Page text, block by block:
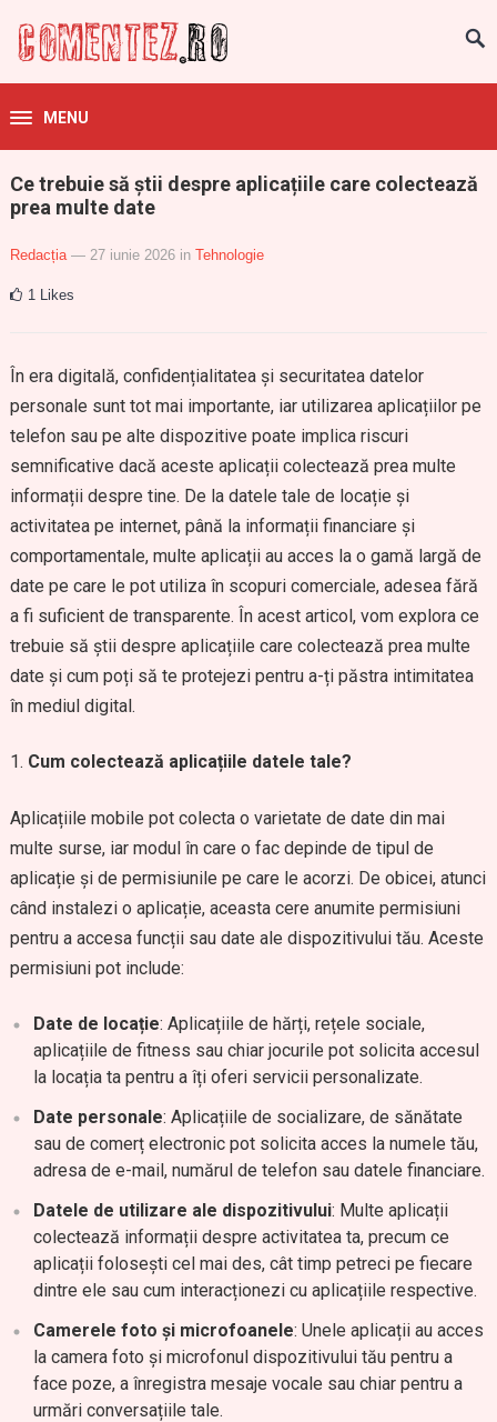
MENU
Ce trebuie să știi despre aplicațiile care colectează
prea multe date
Redacția — 27 iunie 2026 in Tehnologie
1 Likes
În era digitală, confidențialitatea și securitatea datelor
personale sunt tot mai importante, iar utilizarea aplicațiilor pe
telefon sau pe alte dispozitive poate implica riscuri
semnificative dacă aceste aplicații colectează prea multe
informații despre tine. De la datele tale de locație și
activitatea pe internet, până la informații financiare și
comportamentale, multe aplicații au acces la o gamă largă de
date pe care le pot utiliza în scopuri comerciale, adesea fără
a fi suficient de transparente. În acest articol, vom explora ce
trebuie să știi despre aplicațiile care colectează prea multe
date și cum poți să te protejezi pentru a-ți păstra intimitatea
în mediul digital.
Cum colectează aplicațiile datele tale?
Aplicațiile mobile pot colecta o varietate de date din mai
multe surse, iar modul în care o fac depinde de tipul de
aplicație și de permisiunile pe care le acorzi. De obicei, atunci
când instalezi o aplicație, aceasta cere anumite permisiuni
pentru a accesa funcții sau date ale dispozitivului tău. Aceste
permisiuni pot include:
Date de locație: Aplicațiile de hărți, rețele sociale,
aplicațiile de fitness sau chiar jocurile pot solicita accesul
la locația ta pentru a îți oferi servicii personalizate.
Date personale: Aplicațiile de socializare, de sănătate
sau de comerț electronic pot solicita acces la numele tău,
adresa de e-mail, numărul de telefon sau datele financiare.
Datele de utilizare ale dispozitivului: Multe aplicații
colectează informații despre activitatea ta, precum ce
aplicații folosești cel mai des, cât timp petreci pe fiecare
dintre ele sau cum interacționezi cu aplicațiile respective.
Camerele foto și microfoanele: Unele aplicații au acces
la camera foto și microfonul dispozitivului tău pentru a
face poze, a înregistra mesaje vocale sau chiar pentru a
urmări conversațiile tale.